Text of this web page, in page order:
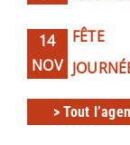
14
NOV
FÊTE
> Tout